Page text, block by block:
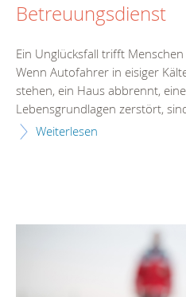
Betreuungsdienst
Ein Unglücksfall trifft
Wenn Autofahrer in eisiger
stehen, ein Haus abbrennt,
Lebensgrundlagen zerstört,
Weiterlesen